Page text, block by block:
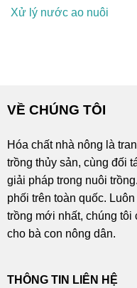
Xử lý nước ao nuôi
VỀ CHÚNG TÔI
Hóa chất nhà nông là
trồng thủy sản, cùng đối
giải pháp trong nuôi
phối trên toàn quốc.
trồng mới nhất, chúng tôi
cho bà con nông dân.
THÔNG TIN LIÊN HỆ